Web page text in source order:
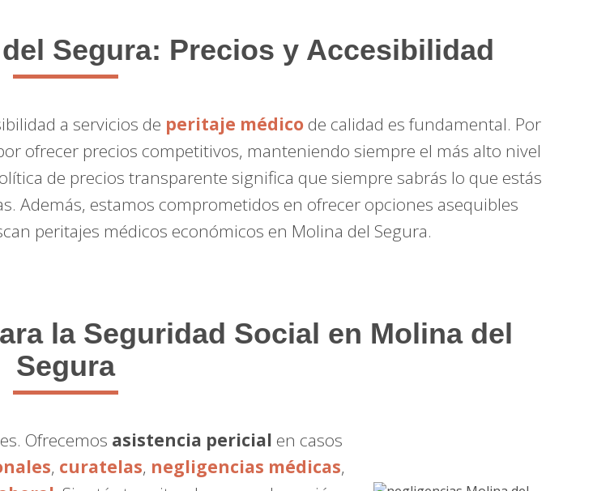
Segura: Precios y Accesibilidad
a servicios de peritaje médico de calidad es fundamental. Por
ofrecer precios competitivos, manteniendo siempre el más alto nivel
de precios transparente significa que siempre sabrás lo que estás
Además, estamos comprometidos en ofrecer opciones asequibles
peritajes médicos económicos en Molina del Segura.
la Seguridad Social en Molina del
Segura
Ofrecemos asistencia pericial en casos
, curatelas, negligencias médicas,